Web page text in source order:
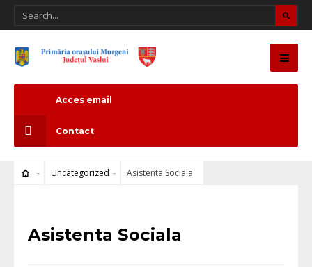
Acces email
Contact
Uncategorized Asistenta Sociala
Asistenta Sociala